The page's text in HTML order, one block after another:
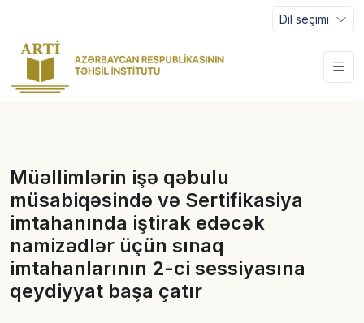
Dil seçimi
Müəllimlərin işə qəbulu
müsabiqəsində və Sertifikasiya
imtahanında iştirak edəcək
namizədlər üçün sınaq
imtahanlarının 2-ci sessiyasına
qeydiyyat başa çatır